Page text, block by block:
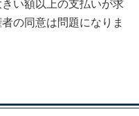
い額以上の支払いが求
の同意は問題になりま